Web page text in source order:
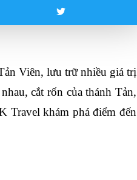
Viên, lưu trữ nhiều giá trị
cắt rốn của thánh Tản,
Travel khám phá điểm đến